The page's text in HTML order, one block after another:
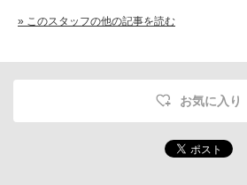
» このスタッフの他の記事を読む
お気に入り